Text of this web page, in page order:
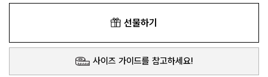
선물하기
사이즈 가이드를 참고하세요!